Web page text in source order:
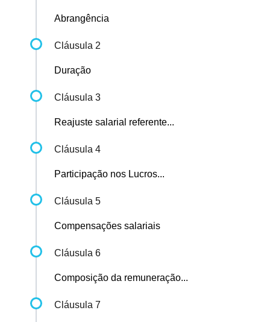
Abrangência
Cláusula 2
Duração
Cláusula 3
Reajuste salarial referente...
Cláusula 4
Participação nos Lucros...
Cláusula 5
Compensações salariais
Cláusula 6
Composição da remuneração...
Cláusula 7